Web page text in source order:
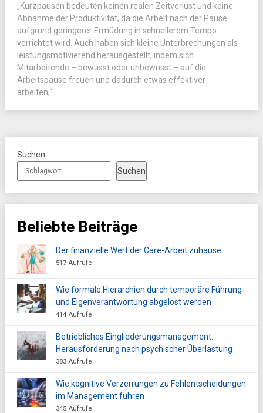
„Kurzpausen bedeuten keinen realen Zeitverlust und keine
Abnahme der Produktivität, da die Arbeit nach der Pause
aufgrund geringerer Ermüdung in schnellerem Tempo
verrichtet wird. Auch haben sich kleine Unterbrechungen als
leistungsmotivierend herausgestellt, indem sich
Mitarbeitende – bewusst oder unbewusst – auf die
Arbeitspause freuen und dadurch etwas effektiver
arbeiten,“...
Suchen
Suchen
Beliebte Beiträge
Der finanzielle Wert der Care-Arbeit zuhause
517 Aufrufe
Wie formale Hierarchien durch temporäre Führung
und Eigenverantwortung abgelöst werden
414 Aufrufe
Betriebliches Eingliederungsmanagement:
Herausforderung nach psychischer Überlastung
383 Aufrufe
Wie kognitive Verzerrungen zu Fehlentscheidungen
im Management führen
345 Aufrufe